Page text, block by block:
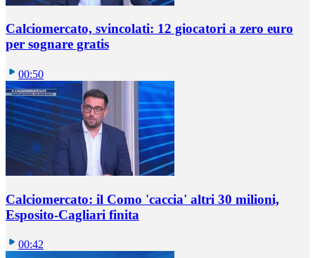
Calciomercato, svincolati: 12 giocatori a zero euro
per sognare gratis
00:50
Calciomercato: il Como 'caccia' altri 30 milioni,
Esposito-Cagliari finita
00:42